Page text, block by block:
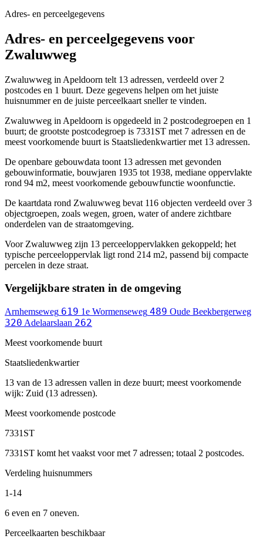
Adres- en perceelgegevens
Adres- en perceelgegevens voor
Zwaluwweg
Zwaluwweg in Apeldoorn telt 13 adressen, verdeeld over 2
postcodes en 1 buurt. Deze gegevens helpen om het juiste
huisnummer en de juiste perceelkaart sneller te vinden.
Zwaluwweg in Apeldoorn is opgedeeld in 2 postcodegroepen en 1
buurt; de grootste postcodegroep is 7331ST met 7 adressen en de
meest voorkomende buurt is Staatsliedenkwartier met 13 adressen.
De openbare gebouwdata toont 13 adressen met gevonden
gebouwinformatie, bouwjaren 1935 tot 1938, mediane oppervlakte
rond 94 m2, meest voorkomende gebouwfunctie woonfunctie.
De kaartdata rond Zwaluwweg bevat 116 objecten verdeeld over 3
objectgroepen, zoals wegen, groen, water of andere zichtbare
onderdelen van de straatomgeving.
Voor Zwaluwweg zijn 13 perceeloppervlakken gekoppeld; het
typische perceeloppervlak ligt rond 214 m2, passend bij compacte
percelen in deze straat.
Vergelijkbare straten in de omgeving
Arnhemseweg 619 1e Wormenseweg 489 Oude Beekbergerweg
320 Adelaarslaan 262
Meest voorkomende buurt
Staatsliedenkwartier
13 van de 13 adressen vallen in deze buurt; meest voorkomende
wijk: Zuid (13 adressen).
Meest voorkomende postcode
7331ST
7331ST komt het vaakst voor met 7 adressen; totaal 2 postcodes.
Verdeling huisnummers
1-14
6 even en 7 oneven.
Perceelkaarten beschikbaar